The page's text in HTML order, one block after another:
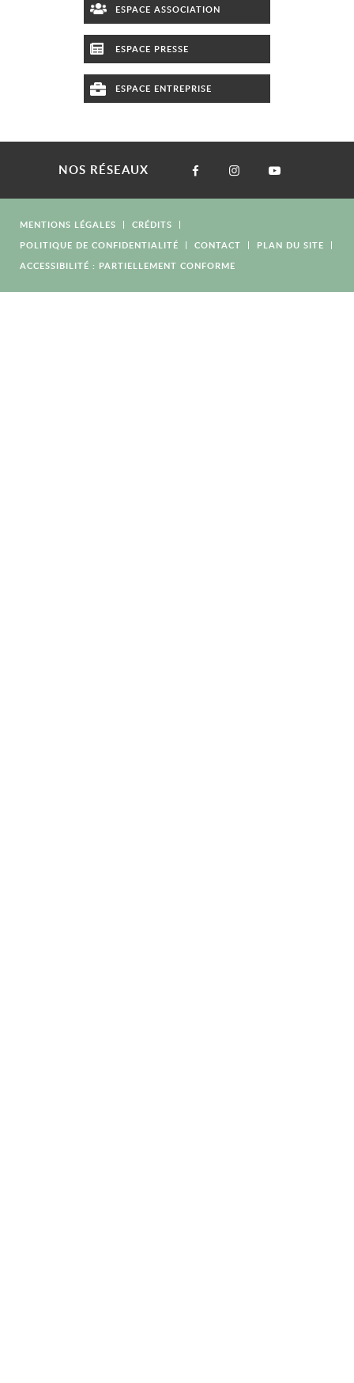
ESPACE ASSOCIATION
ESPACE PRESSE
ESPACE ENTREPRISE
NOS RÉSEAUX
MENTIONS LÉGALES
CRÉDITS
POLITIQUE DE CONFIDENTIALITÉ
CONTACT
PLAN DU SITE
ACCESSIBILITÉ : PARTIELLEMENT CONFORME